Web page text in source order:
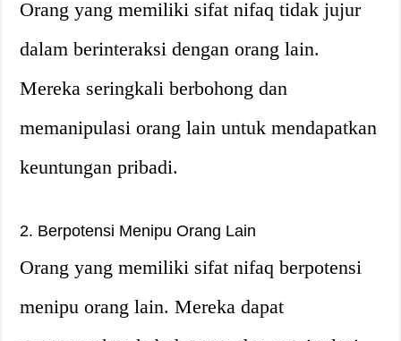
Orang yang memiliki sifat nifaq tidak jujur
dalam berinteraksi dengan orang lain.
Mereka seringkali berbohong dan
memanipulasi orang lain untuk mendapatkan
keuntungan pribadi.
2. Berpotensi Menipu Orang Lain
Orang yang memiliki sifat nifaq berpotensi
menipu orang lain. Mereka dapat